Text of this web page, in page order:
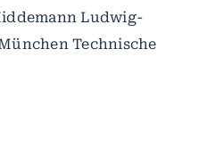
Ludwig-
Technische